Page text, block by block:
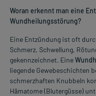
Woran erkennt man eine
Wundheilungsstörung?
Eine Entzündung ist oft
Schmerz, Schwellung,
gekennzeichnet. Eine
liegende Gewebeschichten
schmerzhaften Knubbeln
Hämatome (Blutergüsse)